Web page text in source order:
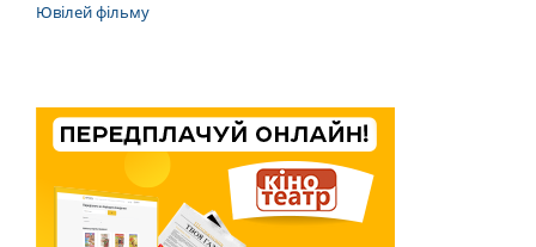
Ювілей фільму